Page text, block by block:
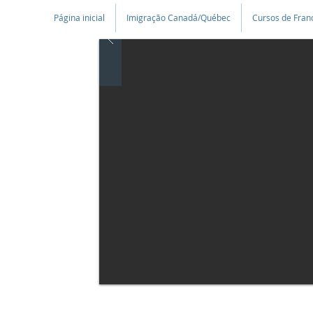
Página inicial Imigração Canadá/Québec Cursos de